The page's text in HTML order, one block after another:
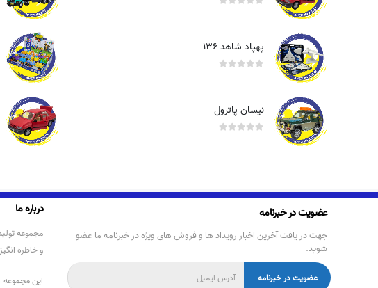
پهپاد شاهد ۱۳۶
نیسان پاترول
عضویت در خبرنامه
جهت در یافت آخرین اخبار رویداد ها و فروش های ویژه در خبرنامه ما عضو
شوید.
درباره ما
مجموعه
و خاطره
این مجموعه